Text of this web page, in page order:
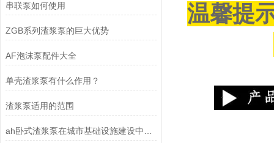
串联泵如何使用
ZGB系列渣浆泵的巨大优势
AF泡沫泵配件大全
单壳渣浆泵有什么作用？
渣浆泵适用的范围
温馨提